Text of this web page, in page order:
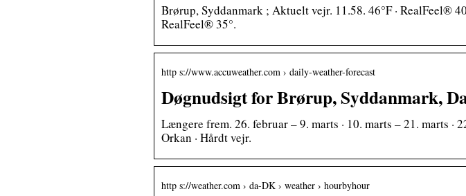
Brørup, Syddanmark ; Aktuelt vejr. 11.58. 46°F · RealFeel®
RealFeel® 35°.
http s://www.accuweather.com › daily-weather-forecast
Døgnudsigt for Brørup, Syddanmark,
Længere frem. 26. februar – 9. marts · 10. marts – 21. marts ·
Orkan · Hårdt vejr.
http s://weather.com › da-DK › weather › hourbyhour